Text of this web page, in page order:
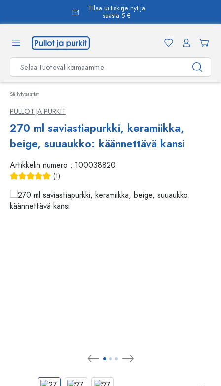
Tilaa uutiskirje nyt ja
säästä 5 €
Säilytysastiat
PULLOT JA PURKIT
270 ml saviastiapurkki, keramiikka,
beige, suuaukko: käännettävä kansi
Artikkelin numero : 100038820
(1)